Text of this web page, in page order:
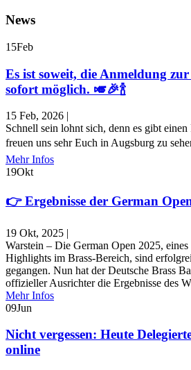
News
15Feb
Es ist soweit, die Anmeldung
sofort möglich. 🎺🎉🍾
15 Feb, 2026 |
Schnell sein lohnt sich, denn es gibt
freuen uns sehr Euch in Augsburg zu
Mehr Infos
19Okt
👉 Ergebnisse der German
19 Okt, 2025 |
Warstein – Die German Open 2025,
Highlights im Brass-Bereich, sind
gegangen. Nun hat der Deutsche Brass
offizieller Ausrichter die Ergebnisse des
Mehr Infos
09Jun
Nicht vergessen: Heute
online